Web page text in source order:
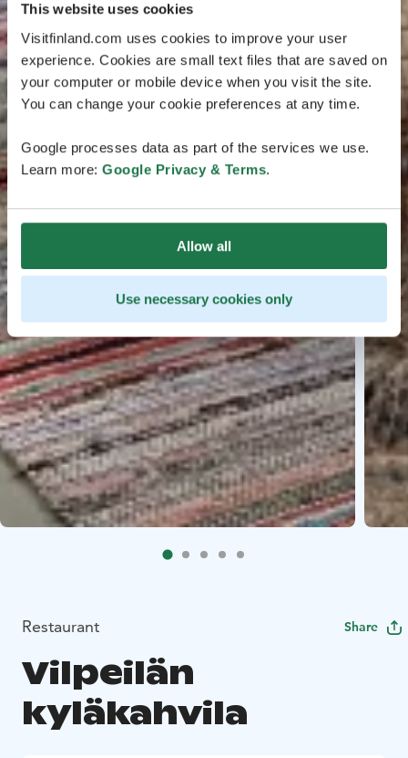
This website uses cookies
Visitfinland.com uses cookies to improve your user
experience. Cookies are small text files that are saved on
your computer or mobile device when you visit the site.
You can change your cookie preferences at any time.
Google processes data as part of the services we use.
Learn more: Google Privacy & Terms.
Allow all
Use necessary cookies only
Restaurant Share
Vilpeilän
kyläkahvila